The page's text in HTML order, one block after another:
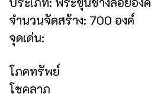
จำนวนจัดสร้าง: 700 องค์
จุดเด่น:
โภคทรัพย์
โชคลาภ